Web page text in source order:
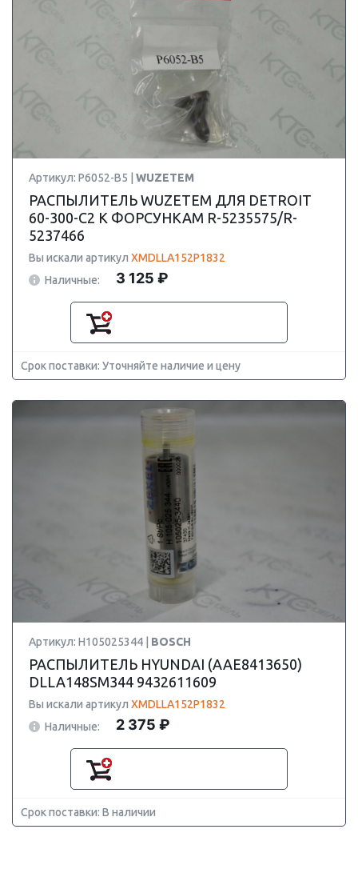
Артикул: P6052-B5 | WUZETEM
РАСПЫЛИТЕЛЬ WUZETEM ДЛЯ DETROIT
60-300-C2 К ФОРСУНКАМ R-5235575/R-
5237466
Вы искали артикул XMDLLA152P1832
Наличные:
3 125 ₽
Срок поставки: Уточняйте наличие и цену
Артикул: H105025344 | BOSCH
РАСПЫЛИТЕЛЬ HYUNDAI (AAE8413650)
DLLA148SM344 9432611609
Вы искали артикул XMDLLA152P1832
Наличные:
2 375 ₽
Срок поставки: В наличии